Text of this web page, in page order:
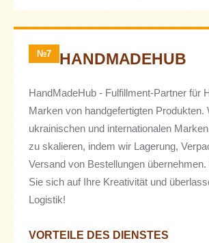
№7 HANDMADEHUB
HandMadeHub - Fulfillment-Partner für
Marken von handgefertigten Produkten.
ukrainischen und internationalen
zu skalieren, indem wir Lagerung,
Versand von Bestellungen
Sie sich auf Ihre Kreativität und
Logistik!
VORTEILE DES DIENSTES